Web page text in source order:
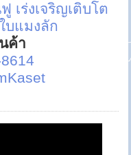
เร่งเจริญเติบโต
บแมงลัก
ค้า